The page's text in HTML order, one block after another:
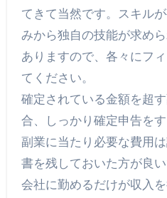
てきて当然です。スキル
みから独自の技能が求め
ありますので、各々にフ
てください。
確定されている金額を超
合、しっかり確定申告を
副業に当たり必要な費用
書を残しておいた方が良い
会社に勤めるだけが収入